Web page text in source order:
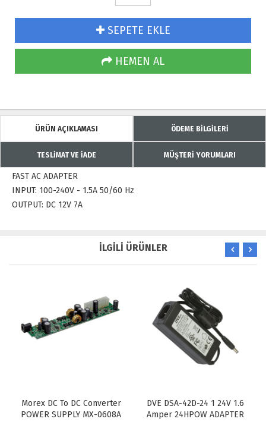
SEPETE EKLE
HEMEN AL
ÜRÜN AÇIKLAMASI ÖDEME BİLGİLERİ
TESLİMAT VE İADE MÜŞTERİ YORUMLARI
FAST AC ADAPTER
INPUT: 100-240V - 1.5A 50/60 Hz
OUTPUT: DC 12V 7A
İLGİLİ ÜRÜNLER
Morex DC To DC Converter
POWER SUPPLY MX-0608A
DVE DSA-42D-24 1 24V 1.6
Amper 24HPOW ADAPTER